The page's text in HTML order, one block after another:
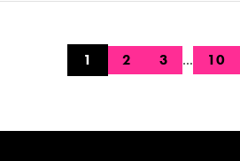
1 2 3 … 10